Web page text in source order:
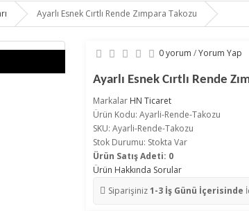
Ayarlı Esnek Cırtlı Rende Zımpara Takozu
0 yorum /Yorum Yap
Ayarlı Esnek Cırtlı Rende
Markalar HN Ticaret
Ürün Kodu: Ayarli-Rende-Takozu
SKU: Ayarli-Rende-Takozu
Stok Durumu: Stokta Var
Ürün Satış Adeti: 0
Ürün Hakkında Sorular
Siparişiniz1-3 İş Günü İçerisinde